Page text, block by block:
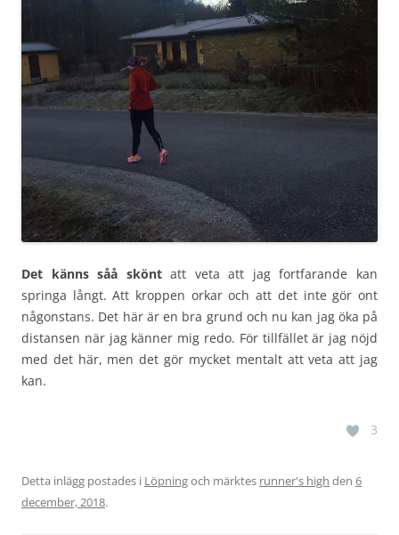
Det känns såå sköntatt veta att jag fortfarande kan
springa långt. Att kroppen orkar och att det inte gör ont
någonstans. Det här är en bra grund och nu kan jag öka på
distansen när jag känner mig redo. För tillfället är jag nöjd
med det här, men det gör mycket mentalt att veta att jag
kan.
3
Detta inlägg postades i Löpningoch märktes runner's high den 6
december, 2018.